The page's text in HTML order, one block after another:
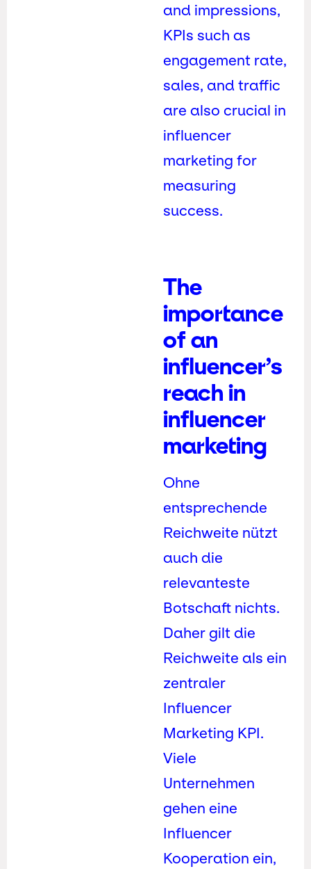
and impressions,
KPIs such as
engagement rate,
sales, and traffic
are also crucial in
influencer
marketing for
measuring
success.
The
importance
of an
influencer’s
reach in
influencer
marketing
Ohne
entsprechende
Reichweite nützt
auch die
relevanteste
Botschaft nichts.
Daher gilt die
Reichweite als ein
zentraler
Influencer
Marketing KPI.
Viele
Unternehmen
gehen eine
Influencer
Kooperation ein,